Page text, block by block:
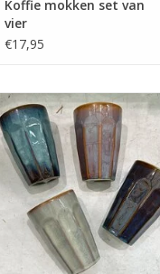
Koffie mokken set van
vier
€17,95
Latte macchiato mokken set van
vier - nieuw